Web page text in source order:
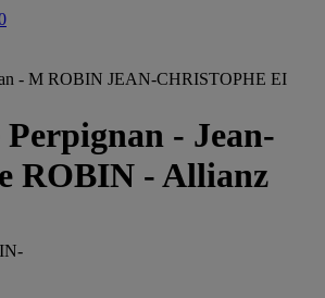
- M ROBIN JEAN-CHRISTOPHE EI
Perpignan - Jean-
ROBIN - Allianz
-